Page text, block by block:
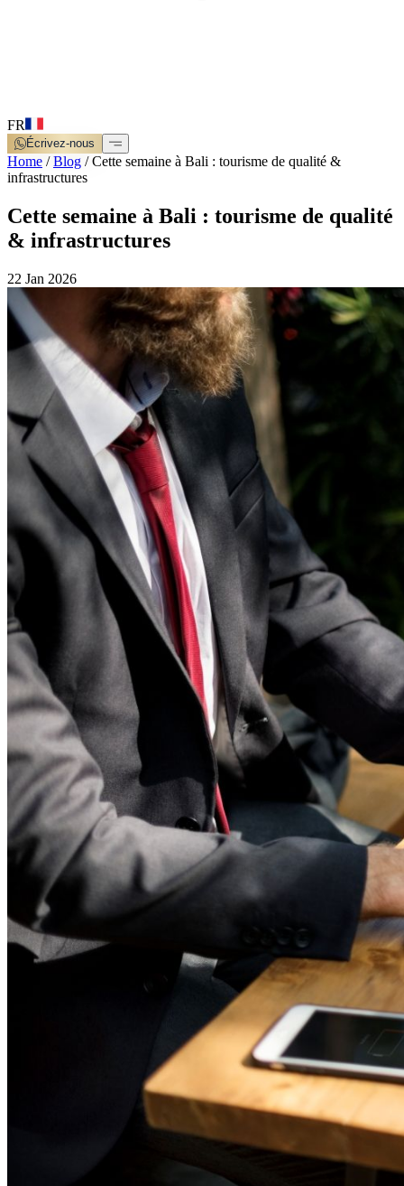
FR
Écrivez-nous
Home /Blog /Cette semaine à Bali : tourisme de qualité &
infrastructures
Cette semaine à Bali : tourisme de qualité
& infrastructures
22 Jan 2026